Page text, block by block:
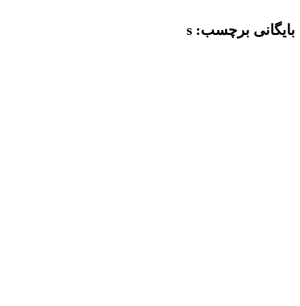
بایگانی برچسب: s